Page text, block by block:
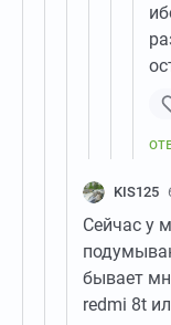
KIS125
Сейчас у
бывает
redmi 8t